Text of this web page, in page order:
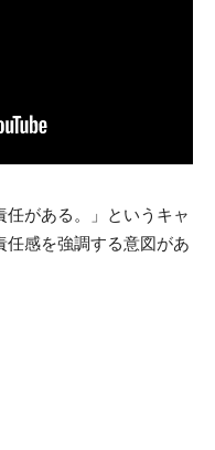
がある。」というキャ
任感を強調する意図があ